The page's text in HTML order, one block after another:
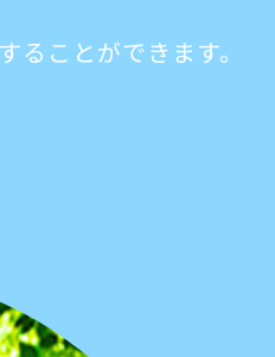
ることができます。